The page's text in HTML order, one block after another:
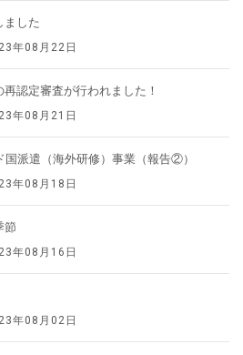
ました
年08月22日
認定審査が行われました！
年08月21日
派遣（海外研修）事業（報告②）
年08月18日
節
年08月16日
年08月02日